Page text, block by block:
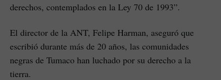
derechos, contemplados en la Ley 70 de 1993”.
El director de la ANT, Felipe Harman, aseguró que
escribió durante más de 20 años, las comunidades
negras de Tumaco han luchado por su derecho a la
tierra.